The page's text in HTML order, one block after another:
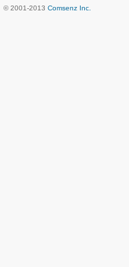
© 2001-2013 Comsenz Inc.